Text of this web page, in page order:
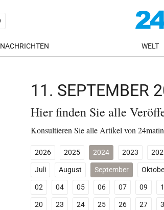
NACHRICHTEN WELT
11. SEPTEMBER
Hier finden Sie alle
Konsultieren Sie alle Artikel von
2026 2025 2024 2023
Juli
August September
02
04 05 06 07 09
20
23 24 25 26 27